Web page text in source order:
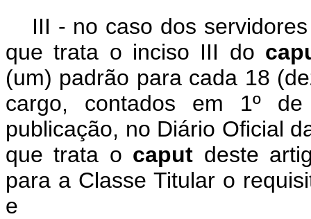
III - no caso dos
que trata o inciso III do
(um) padrão para cada 18
cargo, contados em 1º
publicação, no Diário Oficial
que trata o caput deste
para a Classe Titular o
e